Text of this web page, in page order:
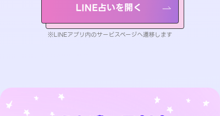
LINE占いを開く
※LINEアプリ内のサービスページへ遷移します